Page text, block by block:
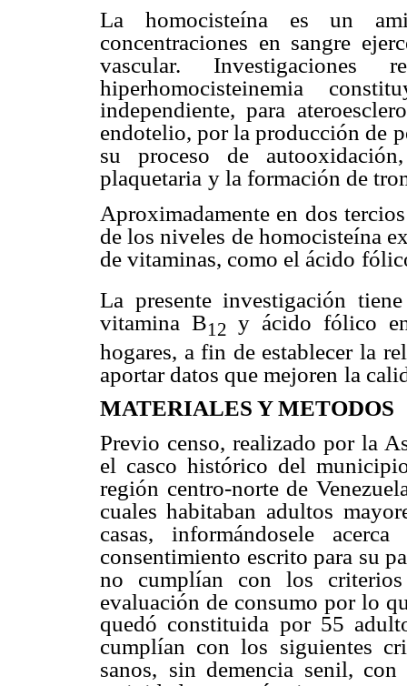
La homocisteína es un
concentraciones en sangre
vascular. Investigaciones
hiperhomocisteinemia
independiente, para
endotelio, por la producción de
su proceso de
plaquetaria y la formación de
Aproximadamente en dos
de los niveles de homocisteína
de vitaminas, como el ácido
La presente investigación
vitamina B12 y ácido fólico
hogares, a fin de establecer la
aportar datos que mejoren la
MATERIALES Y METODOS
Previo censo, realizado por la
el casco histórico del
región centro-norte de
cuales habitaban adultos
casas,
informándosele
consentimiento escrito para su
no cumplían con los
evaluación de consumo por lo
quedó constituida por 55
cumplían con los siguientes
sanos, sin demencia senil,